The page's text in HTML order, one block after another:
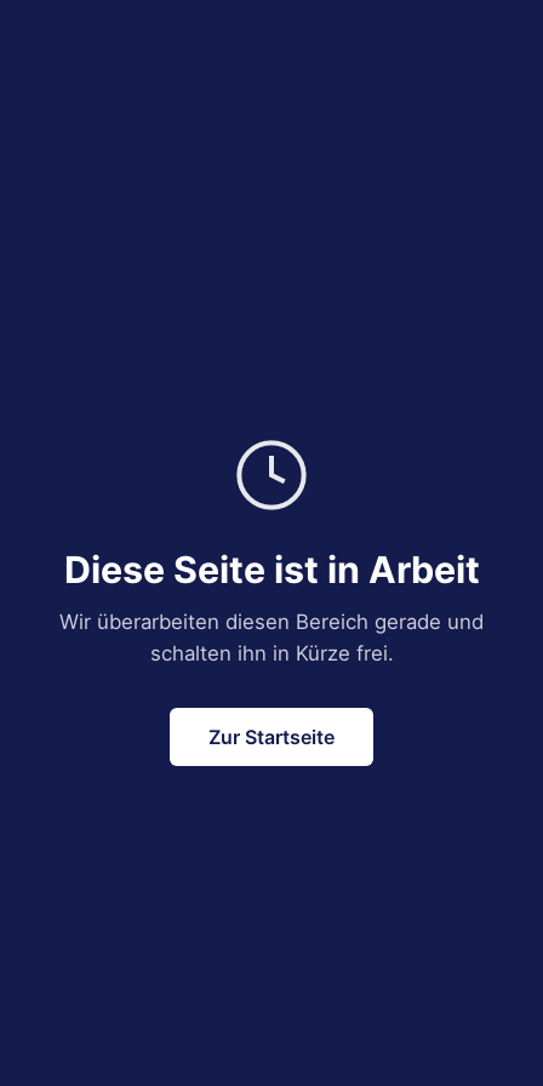
Diese Seite ist in Arbeit
Wir überarbeiten diesen Bereich gerade und
schalten ihn in Kürze frei.
Zur Startseite